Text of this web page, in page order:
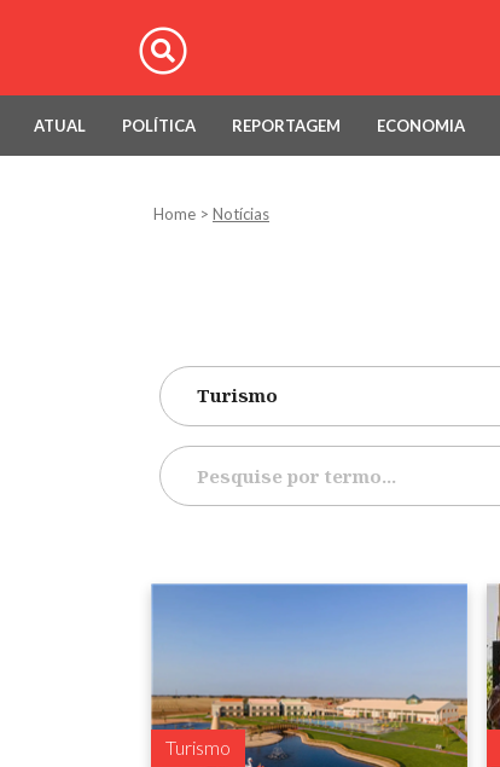
ATUAL POLÍTICA REPORTAGEM ECONOMIA
Home > Notícias
Turismo
Turismo